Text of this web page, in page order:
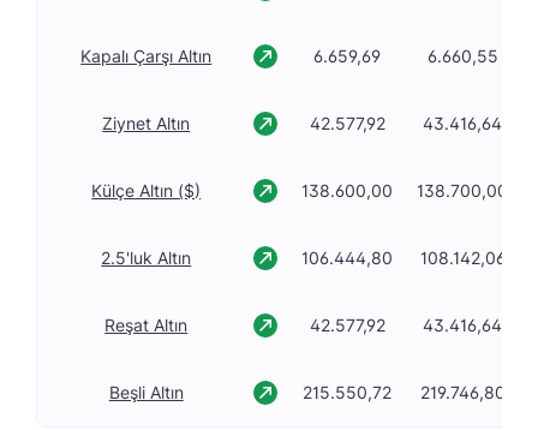
Kapalı Çarşı Altın 6.659,69 6.660,55
Ziynet Altın 42.577,92 43.416,64
Külçe Altın ($) 138.600,00 138.700,00
2.5'luk Altın 106.444,80 108.142,06
Reşat Altın 42.577,92 43.416,64
Beşli Altın 215.550,72 219.746,80